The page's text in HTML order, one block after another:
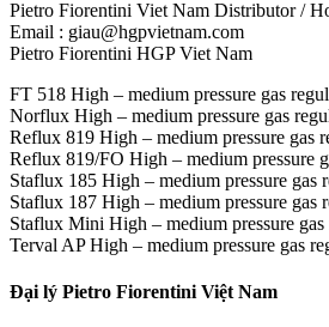
Pietro Fiorentini Viet Nam Distributor /
Email : giau@hgpvietnam.com
Pietro Fiorentini HGP Viet Nam
FT 518 High – medium pressure gas
Norflux High – medium pressure gas
Reflux 819 High – medium pressure gas
Reflux 819/FO High – medium pressure
Staflux 185 High – medium pressure gas
Staflux 187 High – medium pressure gas
Staflux Mini High – medium pressure gas
Terval AP High – medium pressure gas
Đại lý Pietro Fiorentini Việt Nam